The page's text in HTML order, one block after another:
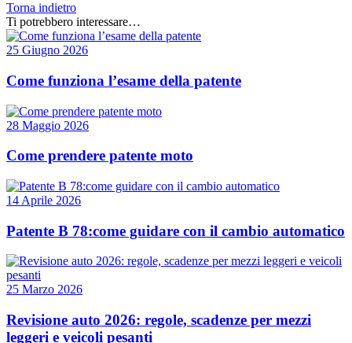
Torna indietro
Ti potrebbero interessare…
25 Giugno 2026
Come funziona l’esame della patente
28 Maggio 2026
Come prendere patente moto
14 Aprile 2026
Patente B 78:come guidare con il cambio automatico
25 Marzo 2026
Revisione auto 2026: regole, scadenze per mezzi
leggeri e veicoli pesanti